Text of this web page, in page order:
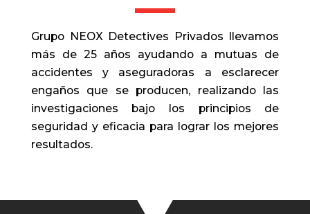
Grupo NEOX Detectives Privados llevamos
más de 25 años ayudando a mutuas de
accidentes y aseguradoras a esclarecer
engaños que se producen, realizando las
investigaciones bajo los principios de
seguridad y eficacia para lograr los mejores
resultados.